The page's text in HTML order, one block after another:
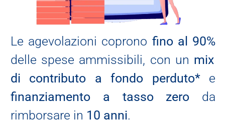
Le agevolazioni coprono fino al 90%
delle spese ammissibili, con un mix
di contributo a fondo perduto*e
finanziamento a tasso zero da
rimborsare in 10 anni.